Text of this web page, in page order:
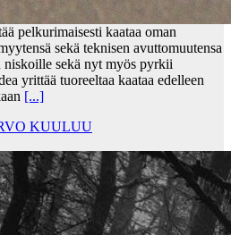
pelkurimaisesti kaataa oman
sekä teknisen avuttomuutensa
sekä nyt myös pyrkii
yrittää tuoreeltaa kaataa edelleen
[...]
KUULUU